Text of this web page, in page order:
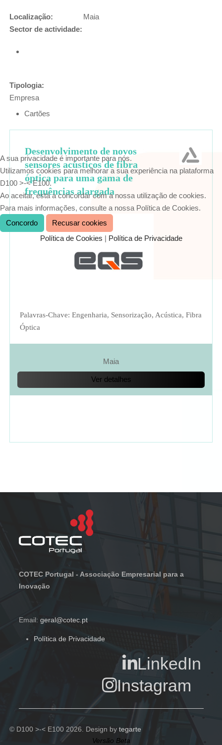
Localização:
Maia
Sector de actividade:
Tipologia:
Empresa
Cartões
Desenvolvimento de novos
sensores acústicos de fibra
óptica para uma gama de
frequências alargada
Palavras-Chave: Engenharia, Sensorização, Acústica, Fibra
Óptica
Maia
Ver detalhes
COTEC Portugal - Associação Empresarial para a
Inovação
Email: geral@cotec.pt
Política de Privacidade
LinkedIn
Instagram
© D100 >-< E100 2026. Design by tegarte
Versão Beta
A sua privacidade é importante para nós.
Utilizamos cookies para melhorar a sua experiência na plataforma
D100 >-< E100.
Ao aceitar, está a concordar com a nossa utilização de cookies.
Para mais informações, consulte a nossa Política de Cookies.
Concordo
Recusar cookies
Política de Cookies | Política de Privacidade